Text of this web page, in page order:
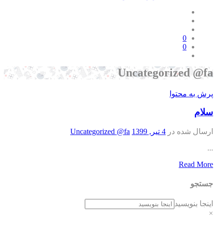
0
0
Uncategorized
به محتوا
شده در 4 تیر, 1399 Uncategorized @fa
Read
بنویسید